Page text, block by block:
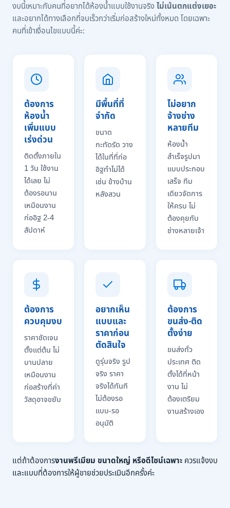
งบนี้เหมาะกับคนที่อยากได้ห้องน้ำแบบใช้งานจริงไม่เน้นตกแต่งเยอะ
และอยากได้ทางเลือกที่จบเร็วกว่าเริ่มก่อสร้างใหม่ทั้งหมด โดยเฉพาะ
คนที่เข้าเงื่อนไขแบบนี้ค่ะ:
ต้องการ
ห้องน้ำ
เพิ่มแบบ
เร่งด่วน
ติดตั้งภายใน
1 วัน ใช้งาน
ได้เลย ไม่
ต้องรอนาน
เหมือนงาน
ก่ออิฐ 2-4
สัปดาห์
มีพื้นที่ที่
จำกัด
ขนาด
กะทัดรัด วาง
ได้ในที่ที่ก่อ
อิฐทำไม่ได้
เช่น ข้างบ้าน
หลังสวน
ไม่อยาก
จ้างช่าง
หลายทีม
ห้องน้ำ
สำเร็จรูปมา
แบบประกอบ
เสร็จ ทีม
เดียวจัดการ
ให้ครบ ไม่
ต้องคุยกับ
ช่างหลายเจ้า
ต้องการ
ควบคุมงบ
ราคาชัดเจน
ตั้งแต่ต้น ไม่
บานปลาย
เหมือนงาน
ก่อสร้างที่ค่า
วัสดุอาจขยับ
อยากเห็น
แบบและ
ราคาก่อน
ตัดสินใจ
ดูรุ่นจริง รูป
จริง ราคา
จริงได้ทันที
ไม่ต้องรอ
แบบ-รอ
อนุมัติ
ต้องการ
ขนส่ง-ติด
ตั้งง่าย
ขนส่งทั่ว
ประเทศ ติด
ตั้งได้ที่หน้า
งาน ไม่
ต้องเตรียม
งานสร้างเอง
แต่ถ้าต้องการงานพรีเมียม ขนาดใหญ่ หรือดีไซน์เฉพาะ ควรแจ้งงบ
และแบบที่ต้องการให้ผู้ขายช่วยประเมินอีกครั้งค่ะ